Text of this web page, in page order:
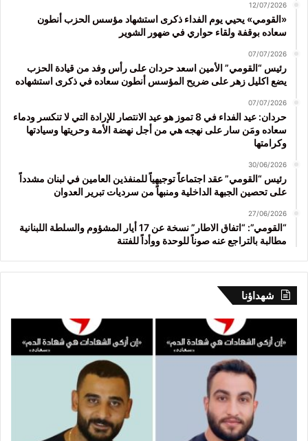
12/07/2026
«القومي» يحيي يوم الفداء ذكرى استشهاد مؤسس الحزب أنطون
سعاده بوقفة ولقاء حواري في ضهور الشوير
07/07/2026
رئيس “القومي” الأمين اسعد حردان على رأس وفد من قيادة الحزب
يضع اكليل زهر على ضريح المؤسس أنطون سعاده في ذكرى استشهاده
07/07/2026
حردان: عيد الفداء في 8 تموز هو عيد الانتصار للإرادة التي لا تنكسر ودماء
سعاده ومَن سار على نهجه هي من أجل نهضة الأمة وحريتها وسيادتها
وكرامتها
30/06/2026
رئيس “القومي” عقد اجتماعاً توجيهياً للمنفذين العامين في لبنان مشدداً
على تحصين الجبهة الداخلية ومنبهاً من سرديات تبرير العدوان
27/06/2026
“القومي”: “اتفاق الاطار” نسخة عن 17 أيار المشؤوم والسلطة اللبنانية
مطالبة بالتراجع عنه صوناً للوحدة ووأداً للفتنة
شهداؤنا